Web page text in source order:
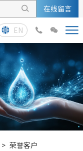
 在线留言
 EN  
> 荣誉客户